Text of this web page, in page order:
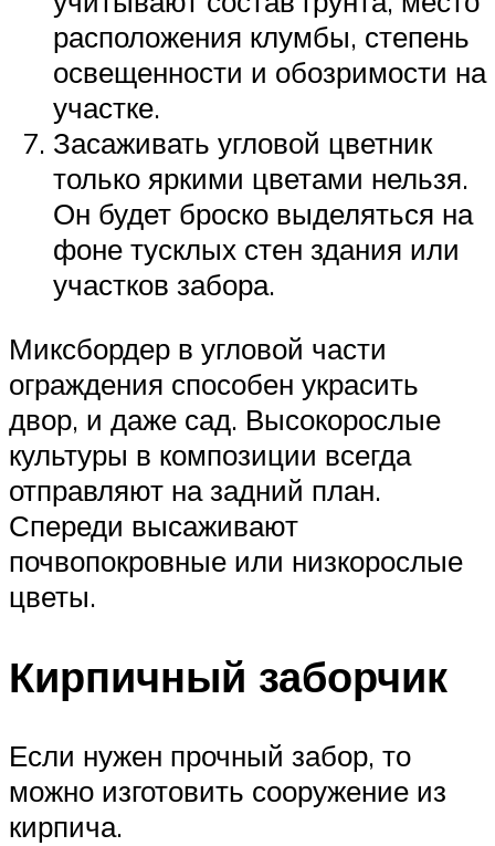
расположения клумбы, степень
освещенности и обозримости на
участке.
Засаживать угловой цветник
только яркими цветами нельзя.
Он будет броско выделяться на
фоне тусклых стен здания или
участков забора.
Миксбордер в угловой части
ограждения способен украсить
двор, и даже сад. Высокорослые
культуры в композиции всегда
отправляют на задний план.
Спереди высаживают
почвопокровные или низкорослые
цветы.
Кирпичный заборчик
Если нужен прочный забор, то
можно изготовить сооружение из
кирпича.